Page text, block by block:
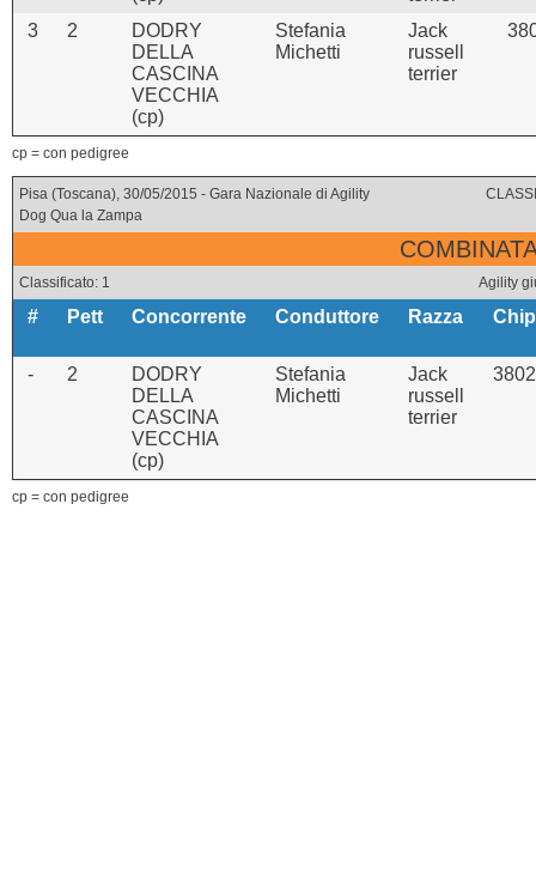
3 2
DODRY
DELLA
CASCINA
VECCHIA
(cp)
Stefania
Michetti
Jack
russell
terrier
cp = con pedigree
Pisa (Toscana), 30/05/2015 - Gara Nazionale di Agility
Dog Qua la Zampa
Classificato: 1 Agility
# Pett Concorrente Conduttore Razza Chip
- 2
DODRY
DELLA
CASCINA
VECCHIA
(cp)
Stefania
Michetti
Jack
russell
terrier
cp = con pedigree